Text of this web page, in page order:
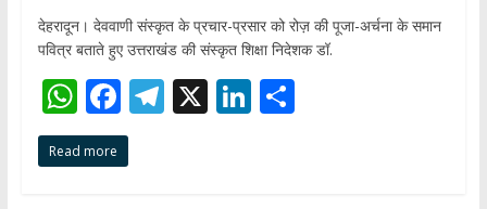
देहरादून। देववाणी संस्कृत के प्रचार-प्रसार को रोज़ की पूजा-अर्चना के समान
पवित्र बताते हुए उत्तराखंड की संस्कृत शिक्षा निदेशक डॉ.
W
h
at
F
ac
e
T X Li S
Read more